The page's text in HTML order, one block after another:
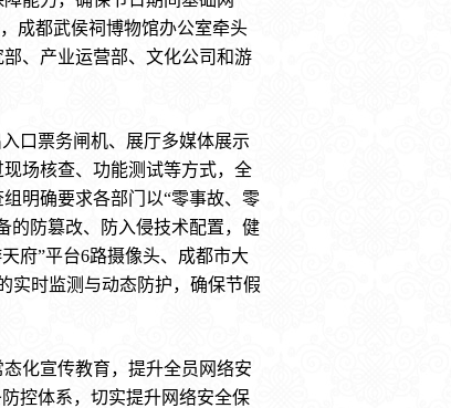
成都武侯祠博物馆办公室牵头
、产业运营部、文化公司和游
口票务闸机、展厅多媒体展示
场核查、功能测试等方式，全
明确要求各部门以“零事故、零
的防篡改、防入侵技术配置，健
府”平台6路摄像头、成都市大
实时监测与动态防护，确保节假
化宣传教育，提升全员网络安
控体系，切实提升网络安全保